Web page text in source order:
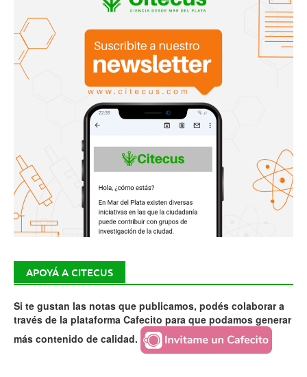
APOYÁ A CITECUS
Si te gustan las notas que publicamos, podés colaborar a
través de la plataforma Cafecito para que podamos generar
más contenido de calidad.